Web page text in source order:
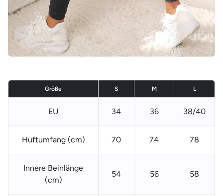
Größe S M L
EU 34 36 38/40
Hüftumfang (cm) 70 74 78
Innere Beinlänge
(cm)
54 56 58